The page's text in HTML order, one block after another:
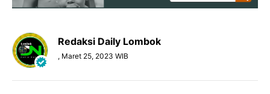
Redaksi Daily Lombok
, Maret 25, 2023 WIB